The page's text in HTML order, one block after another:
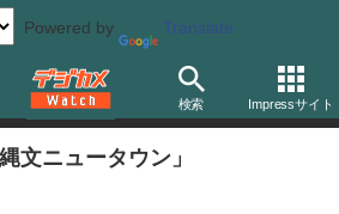
Powered by Translate
検索 Impressサイト
文ニュータウン」